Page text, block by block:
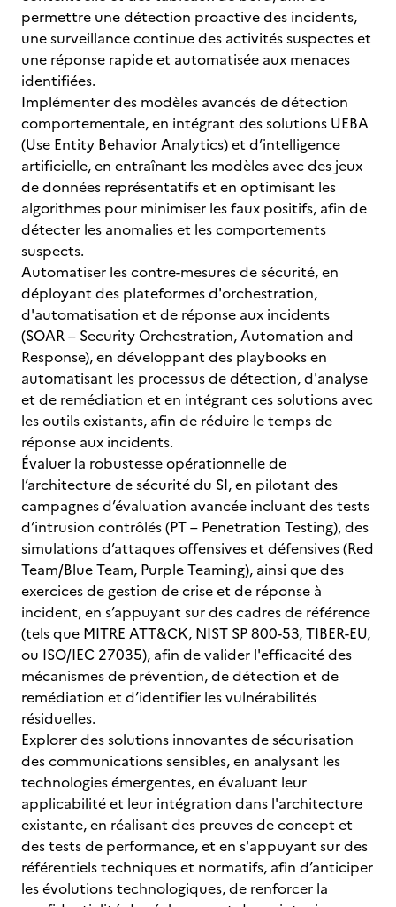
permettre une détection proactive des incidents,
une surveillance continue des activités suspectes et
une réponse rapide et automatisée aux menaces
identifiées.
Implémenter des modèles avancés de détection
comportementale, en intégrant des solutions UEBA
(Use Entity Behavior Analytics) et d’intelligence
artificielle, en entraînant les modèles avec des jeux
de données représentatifs et en optimisant les
algorithmes pour minimiser les faux positifs, afin de
détecter les anomalies et les comportements
suspects.
Automatiser les contre-mesures de sécurité, en
déployant des plateformes d'orchestration,
d'automatisation et de réponse aux incidents
(SOAR – Security Orchestration, Automation and
Response), en développant des playbooks en
automatisant les processus de détection, d'analyse
et de remédiation et en intégrant ces solutions avec
les outils existants, afin de réduire le temps de
réponse aux incidents.
Évaluer la robustesse opérationnelle de
l’architecture de sécurité du SI, en pilotant des
campagnes d’évaluation avancée incluant des tests
d’intrusion contrôlés (PT – Penetration Testing), des
simulations d’attaques offensives et défensives (Red
Team/Blue Team, Purple Teaming), ainsi que des
exercices de gestion de crise et de réponse à
incident, en s’appuyant sur des cadres de référence
(tels que MITRE ATT&CK, NIST SP 800-53, TIBER-EU,
ou ISO/IEC 27035), afin de valider l'efficacité des
mécanismes de prévention, de détection et de
remédiation et d’identifier les vulnérabilités
résiduelles.
Explorer des solutions innovantes de sécurisation
des communications sensibles, en analysant les
technologies émergentes, en évaluant leur
applicabilité et leur intégration dans l'architecture
existante, en réalisant des preuves de concept et
des tests de performance, et en s'appuyant sur des
référentiels techniques et normatifs, afin d’anticiper
les évolutions technologiques, de renforcer la